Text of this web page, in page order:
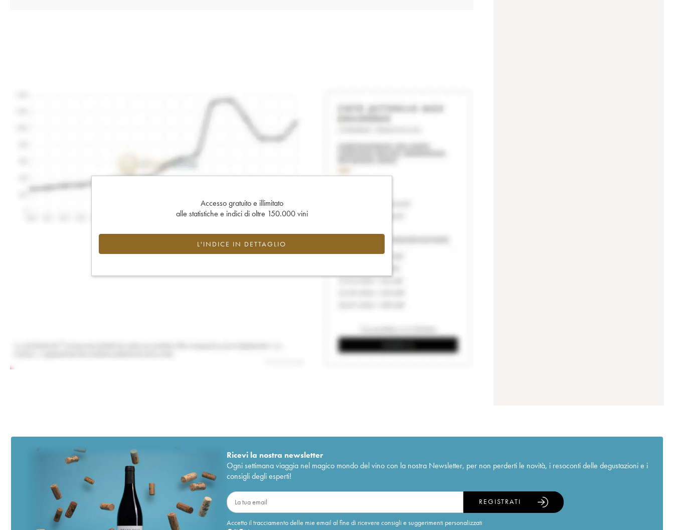
Accesso gratuito e illimitato
alle statistiche e indici di oltre 150.000 vini
L'INDICE IN DETTAGLIO
Ricevi la nostra newsletter
Ogni settimana viaggia nel magico mondo del vino con la nostra Newsletter, per non perderti le novità, i resoconti delle degustazioni e i
consigli degli esperti!
Accetto il tracciamento delle mie email al fine di ricevere consigli e suggerimenti personalizzati
REGISTRATI